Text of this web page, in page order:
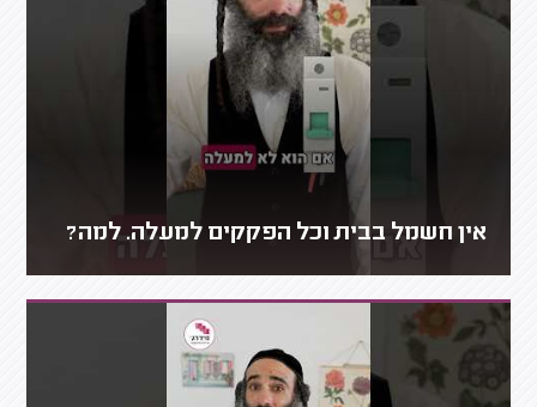
אין חשמל בבית וכל הפקקים למעלה. למה?